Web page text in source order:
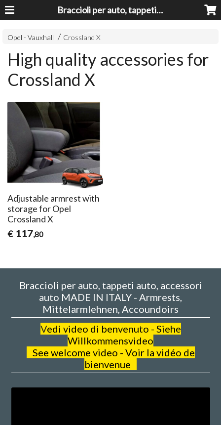
Braccioli per auto, tappeti auto, accessori auto MADE IN ITALY - Armrests, Mittelarmlehnen, Accoundoirs
Opel - Vauxhall Crossland X
High quality accessories for
Crossland X
Adjustable armrest with
storage for Opel
Crossland X
€ 117,80
Braccioli per auto, tappeti auto, accessori
auto MADE IN ITALY - Armrests,
Mittelarmlehnen, Accoundoirs
Vedi video di benvenuto - Siehe
Willkommensvideo
See welcome video - Voir la vidéo de
bienvenue